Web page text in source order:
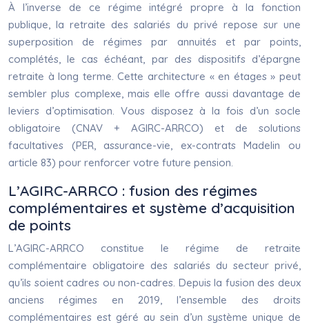
À l’inverse de ce régime intégré propre à la fonction
publique, la retraite des salariés du privé repose sur une
superposition de régimes par annuités et par points,
complétés, le cas échéant, par des dispositifs d’épargne
retraite à long terme. Cette architecture « en étages » peut
sembler plus complexe, mais elle offre aussi davantage de
leviers d’optimisation. Vous disposez à la fois d’un socle
obligatoire (CNAV + AGIRC-ARRCO) et de solutions
facultatives (PER, assurance-vie, ex-contrats Madelin ou
article 83) pour renforcer votre future pension.
L’AGIRC-ARRCO : fusion des régimes
complémentaires et système d’acquisition
de points
L’AGIRC-ARRCO constitue le régime de retraite
complémentaire obligatoire des salariés du secteur privé,
qu’ils soient cadres ou non-cadres. Depuis la fusion des deux
anciens régimes en 2019, l’ensemble des droits
complémentaires est géré au sein d’un système unique de